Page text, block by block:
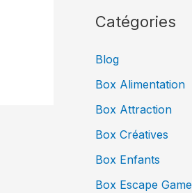
Catégories
Blog
Box Alimentation
Box Attraction
Box Créatives
Box Enfants
Box Escape Game